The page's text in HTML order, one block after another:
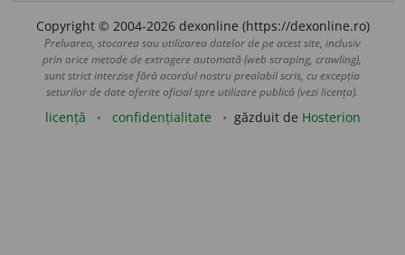
Copyright © 2004-2026 dexonline (https://dexonline.ro)
Preluarea, stocarea sau utilizarea datelor de pe acest site, inclusiv
prin orice metode de extragere automată (web scraping, crawling),
sunt strict interzise fără acordul nostru prealabil scris, cu excepția
seturilor de date oferite oficial spre utilizare publică (vezi licența).
licență confidențialitate găzduit de Hosterion